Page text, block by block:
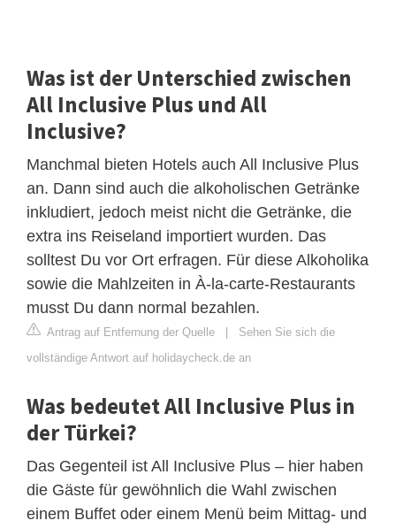
Was ist der Unterschied zwischen
All Inclusive Plus und All
Inclusive?
Manchmal bieten Hotels auch All Inclusive Plus
an. Dann sind auch die alkoholischen Getränke
inkludiert, jedoch meist nicht die Getränke, die
extra ins Reiseland importiert wurden. Das
solltest Du vor Ort erfragen. Für diese Alkoholika
sowie die Mahlzeiten in À-la-carte-Restaurants
musst Du dann normal bezahlen.
Antrag auf Entfernung der Quelle
Sehen Sie sich die
vollständige Antwort auf holidaycheck.de an
Was bedeutet All Inclusive Plus in
der Türkei?
Das Gegenteil ist All Inclusive Plus – hier haben
die Gäste für gewöhnlich die Wahl zwischen
einem Buffet oder einem Menü beim Mittag- und